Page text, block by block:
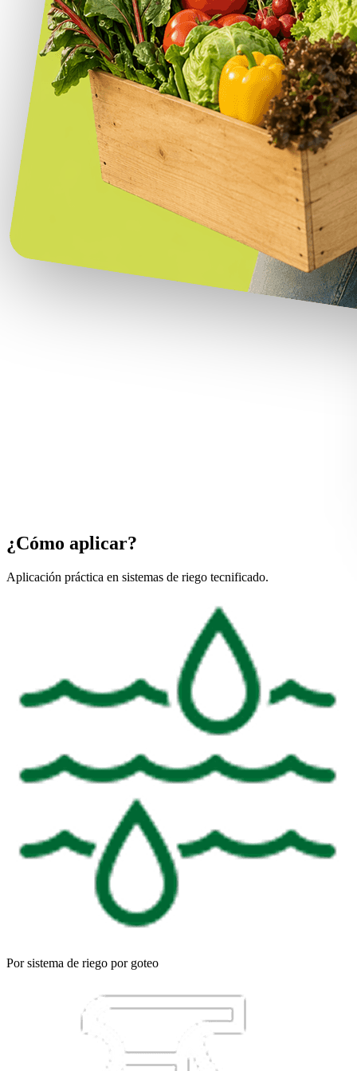
¿Cómo aplicar?
Aplicación práctica en sistemas de riego tecnificado.
Por sistema de riego por goteo